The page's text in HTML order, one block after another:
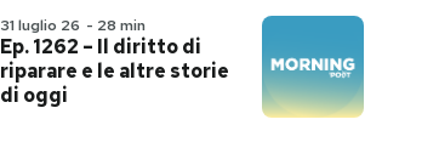
31 luglio 26 - 28 min
Ep. 1262 – Il diritto di
riparare e le altre storie
di oggi